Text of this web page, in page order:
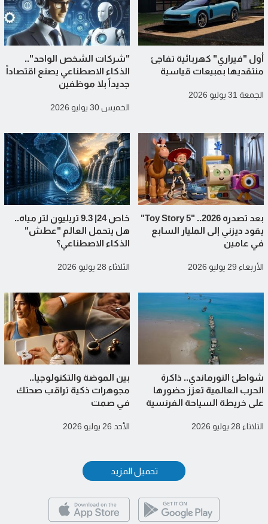
أول "فيراري" كهربائية تفاجئ
منتقديها بمبيعات قياسية
الجمعة 31 يوليو 2026
"شركات الشخص الواحد"..
الذكاء الاصطناعي يصنع اقتصاداً
جديداً بلا موظفين
الخميس 30 يوليو 2026
بعد تصدره 2026.. "Toy Story 5"
يقود ديزني إلى المليار السابع
في عامين
الأربعاء 29 يوليو 2026
خاص 24| 9.3 تريليون لتر مياه..
هل يتحمل العالم "عطش"
الذكاء الاصطناعي؟
الثلاثاء 28 يوليو 2026
شواطئ النورماندي.. ذاكرة
الحرب العالمية تعزز حضورها
على خريطة السياحة الفرنسية
الثلاثاء 28 يوليو 2026
بين الموضة والتكنولوجيا..
مجوهرات ذكية تراقب صحتك
في صمت
الأحد 26 يوليو 2026
تحميل المزيد